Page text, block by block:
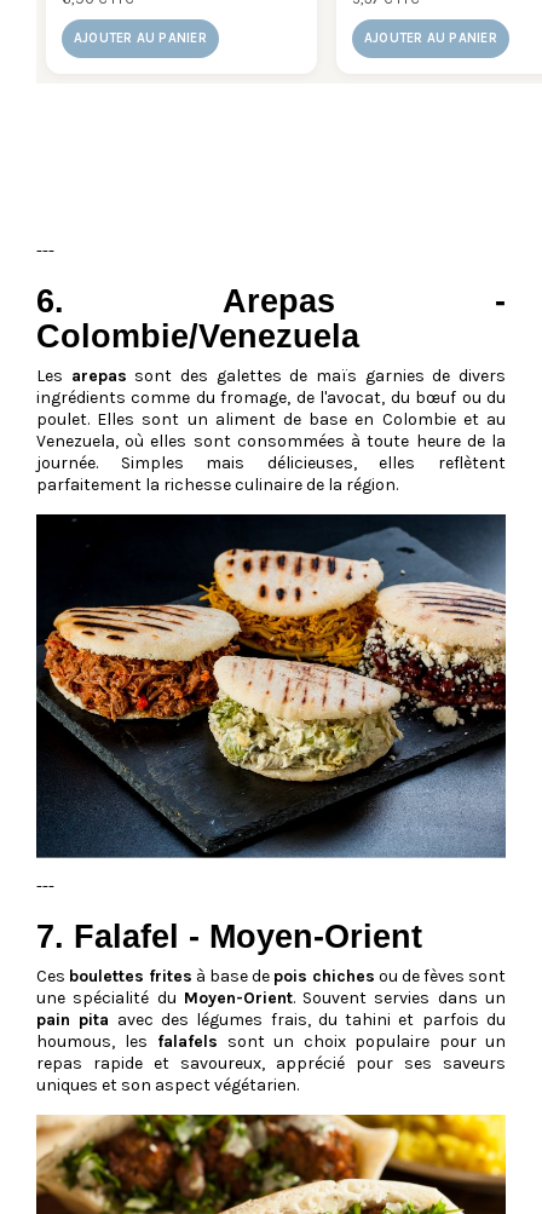
AJOUTER AU PANIER AJOUTER AU PANIER
---
6. Arepas -
Colombie/Venezuela
Les arepas sont des galettes de maïs garnies de divers
ingrédients comme du fromage, de l'avocat, du bœuf ou du
poulet. Elles sont un aliment de base en Colombie et au
Venezuela, où elles sont consommées à toute heure de la
journée. Simples mais délicieuses, elles reflètent
parfaitement la richesse culinaire de la région.
---
7. Falafel - Moyen-Orient
Ces boulettes frites à base de pois chiches ou de fèves sont
une spécialité du Moyen-Orient. Souvent servies dans un
pain pita avec des légumes frais, du tahini et parfois du
houmous, les falafels sont un choix populaire pour un
repas rapide et savoureux, apprécié pour ses saveurs
uniques et son aspect végétarien.